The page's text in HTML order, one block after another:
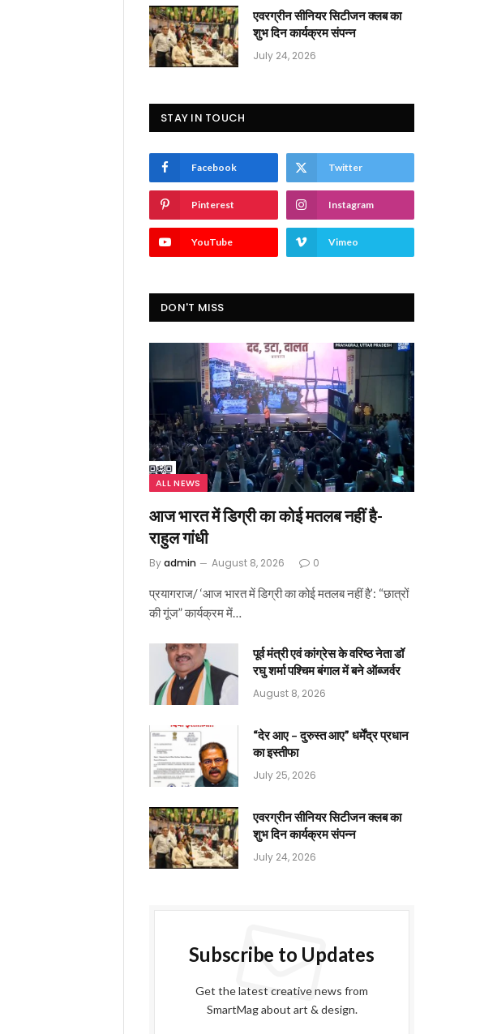
एवरग्रीन सीनियर सिटीजन क्लब का
शुभ दिन कार्यक्रम संपन्न
July 24, 2026
STAY IN TOUCH
Facebook Twitter
Pinterest Instagram
YouTube Vimeo
DON'T MISS
ALL NEWS
आज भारत में डिग्री का कोई मतलब नहीं है-
राहुल गांधी
Byadmin August 8, 2026 0
प्रयागराज/ ‘आज भारत में डिग्री का कोई मतलब नहीं है’: “छात्रों
की गूंज” कार्यक्रम में…
पूर्व मंत्री एवं कांग्रेस के वरिष्ठ नेता डॉ
रघु शर्मा पश्चिम बंगाल में बने ऑब्जर्वर
August 8, 2026
“देर आए – दुरुस्त आए” धर्मेंद्र प्रधान
का इस्तीफा
July 25, 2026
एवरग्रीन सीनियर सिटीजन क्लब का
शुभ दिन कार्यक्रम संपन्न
July 24, 2026
Subscribe to Updates
Get the latest creative news from
SmartMag about art & design.